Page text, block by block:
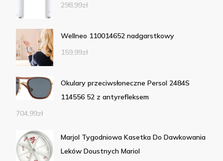
298,99zł
Wellneo 110014652 nadgarstkowy
159,99zł
Okulary przeciwsłoneczne Persol 2484S
114556 52 z antyrefleksem
704,99zł
Marjol Tygodniowa Kasetka Do Dawkowania
Leków Doustnych Mariol